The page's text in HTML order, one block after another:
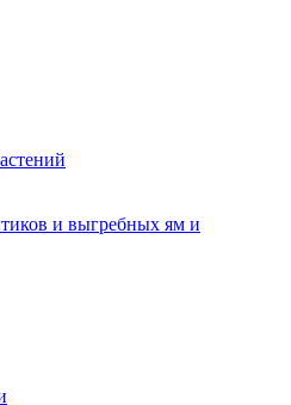
и выгребных ям и